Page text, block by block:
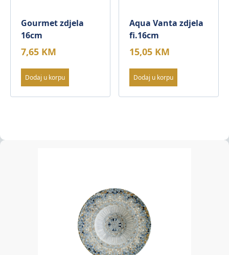
Gourmet zdjela
16cm
7,65 KM
Dodaj u korpu
Aqua Vanta zdjela
fi.16cm
15,05 KM
Dodaj u korpu